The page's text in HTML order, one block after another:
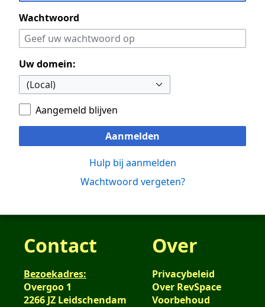
Wachtwoord
Uw domein:
Aangemeld blijven
Aanmelden
Hulp bij aanmelden
Wachtwoord vergeten?
Contact
Bezoekadres:
Overgoo 1
2266 JZ Leidschendam
Over
Privacybeleid
Over RevSpace
Voorbehoud